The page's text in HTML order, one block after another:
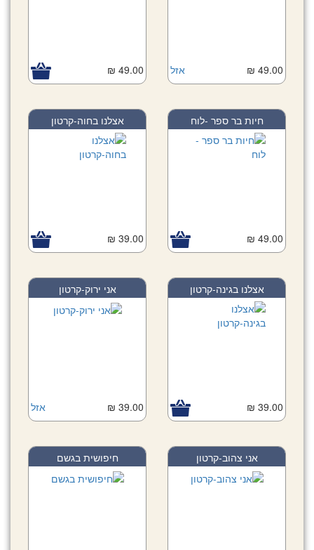
אזל 49.00 ₪
49.00 ₪
חיות בר ספר -לוח
49.00 ₪
אצלנו בחוה-קרטון
39.00 ₪
אצלנו בגינה-קרטון
39.00 ₪
אני ירוק-קרטון
אזל 39.00 ₪
אני צהוב-קרטון חיפושית בגשם